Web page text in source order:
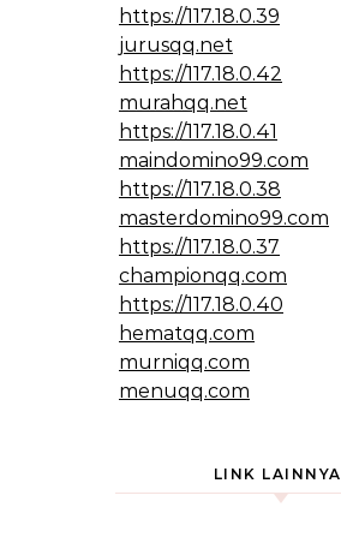
https://117.18.0.39
jurusqq.net
https://117.18.0.42
murahqq.net
https://117.18.0.41
maindomino99.com
https://117.18.0.38
masterdomino99.com
https://117.18.0.37
championqq.com
https://117.18.0.40
hematqq.com
murniqq.com
menuqq.com
LINK LAINNYA